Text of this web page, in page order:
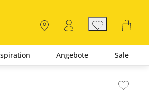
Angebote Sale
- Zum Seitenende